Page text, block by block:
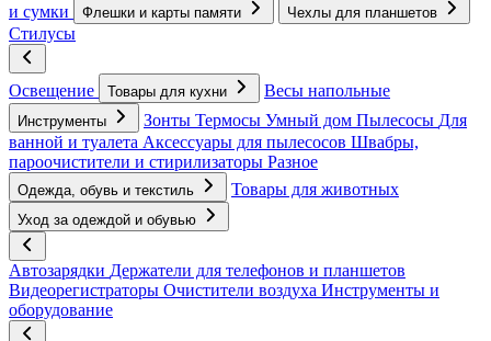
и сумки
Флешки и карты памяти Чехлы для планшетов
Стилусы
Освещение Товары для кухни Весы напольные
Инструменты Зонты Термосы Умный дом Пылесосы Для
ванной и туалета Аксессуары для пылесосов Швабры,
пароочистители и стирилизаторы Разное
Одежда, обувь и текстиль Товары для животных
Уход за одеждой и обувью
Автозарядки Держатели для телефонов и планшетов
Видеорегистраторы Очистители воздуха Инструменты и
оборудование